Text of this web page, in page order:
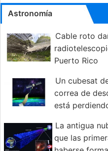
Astronomía
Cable roto
Puerto Rico
Un cubesat
correa de
está
La antigua
que las